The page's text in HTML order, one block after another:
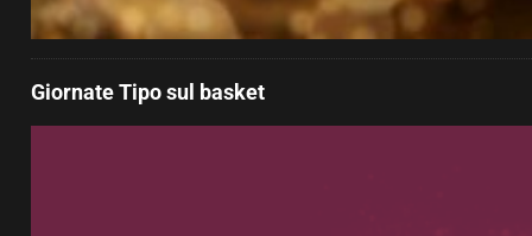
Giornate Tipo sul basket